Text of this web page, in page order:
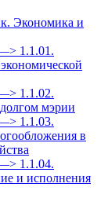
Экономика и
1.1.01.
1.1.02.
мэрии
1.1.03.
в
1.1.04.
и исполнения